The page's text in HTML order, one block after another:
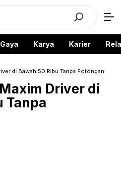
Gaya Karya Karier
di Bawah 50 Ribu Tanpa Potongan
Driver di
Tanpa